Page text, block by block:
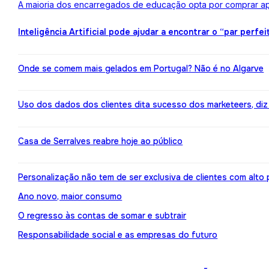
A maioria dos encarregados de educação opta por comprar
Inteligência Artificial pode ajudar a encontrar o “par
Onde se comem mais gelados em Portugal? Não é no Algarve
Uso dos dados dos clientes dita sucesso dos marketeers,
Casa de Serralves reabre hoje ao público
Personalização não tem de ser exclusiva de clientes com
Ano novo, maior consumo
O regresso às contas de somar e subtrair
Responsabilidade social e as empresas do futuro